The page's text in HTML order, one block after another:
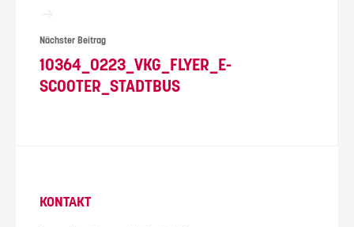
Nächster Beitrag
10364_0223_VKG_FLYER_E-
SCOOTER_STADTBUS
KONTAKT